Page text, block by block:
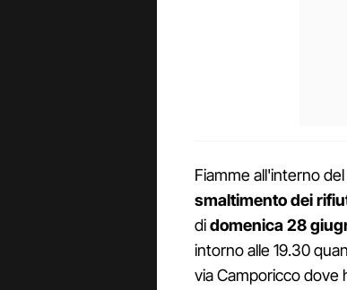
Fiamme all'interno del
smaltimento dei
didomenica 28
intorno alle 19.30
via Camporicco dove